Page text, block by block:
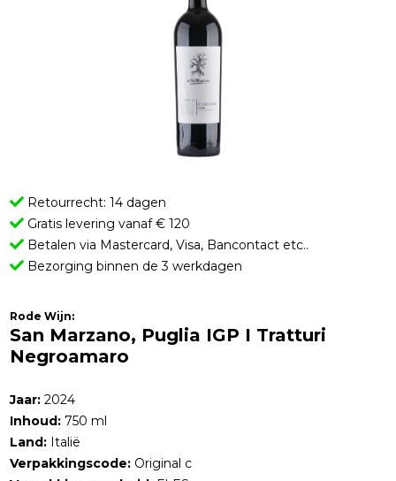
Retourrecht: 14 dagen
Gratis levering vanaf € 120
Betalen via Mastercard, Visa, Bancontact etc..
Bezorging binnen de 3 werkdagen
Rode Wijn:
San Marzano, Puglia IGP I Tratturi
Negroamaro
Jaar: 2024
Inhoud: 750 ml
Land: Italië
Verpakkingscode: Original c